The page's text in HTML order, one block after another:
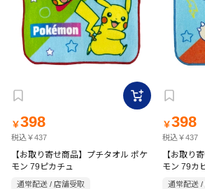
￥398
税込￥437
【お取り寄せ商品】プチタオル ポケ
モン 79ピカチュ
通常配送 / 店舗受取
￥398
税込￥437
【お取り
モン 79カ
通常配送 /